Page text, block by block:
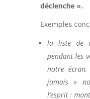
déclenche ».
Exemples
la liste de
pendant les
notre
jamais »
l’esprit :